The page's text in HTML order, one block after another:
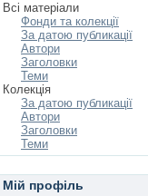
Всі матеріали
Фонди та колекції
За датою публикації
Автори
Заголовки
Теми
Колекція
За датою публикації
Автори
Заголовки
Теми
Мій профіль